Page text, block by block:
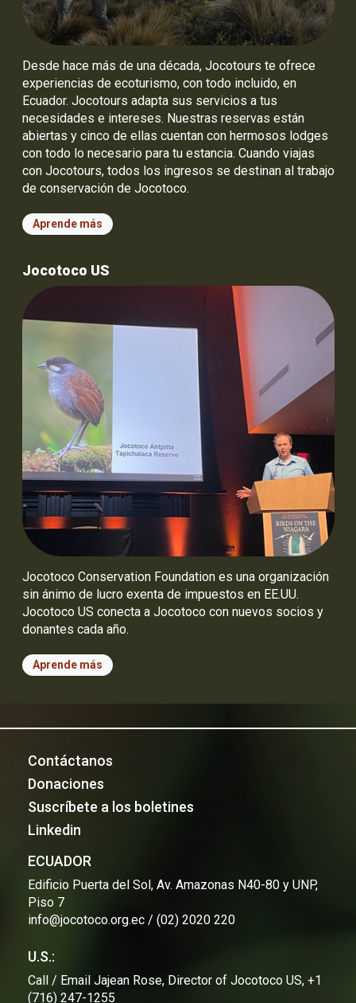
Desde hace más de una década, Jocotours te ofrece
experiencias de ecoturismo, con todo incluido, en
Ecuador. Jocotours adapta sus servicios a tus
necesidades e intereses. Nuestras reservas están
abiertas y cinco de ellas cuentan con hermosos lodges
con todo lo necesario para tu estancia. Cuando viajas
con Jocotours, todos los ingresos se destinan al trabajo
de conservación de Jocotoco.
Aprende más
Jocotoco US
Jocotoco Conservation Foundation es una organización
sin ánimo de lucro exenta de impuestos en EE.UU.
Jocotoco US conecta a Jocotoco con nuevos socios y
donantes cada año.
Aprende más
Contáctanos
Donaciones
Suscríbete a los boletines
Linkedin
ECUADOR
Edificio Puerta del Sol, Av. Amazonas N40-80 y UNP,
Piso 7
info@jocotoco.org.ec / (02) 2020 220
U.S.:
Call / Email Jajean Rose, Director of Jocotoco US, +1
(716) 247-1255